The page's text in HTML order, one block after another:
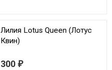
Лилия Lotus Queen (Лотус
Квин)
300 ₽